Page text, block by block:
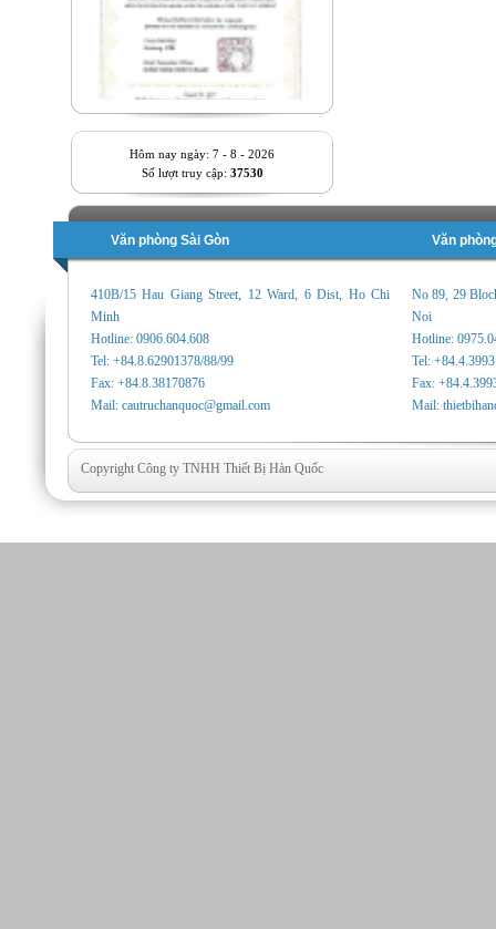
Hôm nay ngày: 7 - 8 - 2026
Số lượt truy cập: 37530
Văn phòng Sài Gòn Văn
410B/15 Hau Giang Street, 12 Ward, 6 Dist, Ho Chi
Minh
Hotline: 0906.604.608
Tel: +84.8.62901378/88/99
Fax: +84.8.38170876
Mail: cautruchanquoc@gmail.com
No 89, 29
Noi
Hotline:
Tel:
Fax:
Mail:
Copyright Công ty TNHH Thiết Bị Hàn Quốc